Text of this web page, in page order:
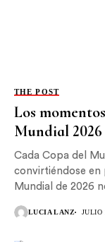
THE POST
Los
Mundial 2026
Cada Copa del
convirtiéndose en
Mundial de 2026
LUCIA LANZ JULIO